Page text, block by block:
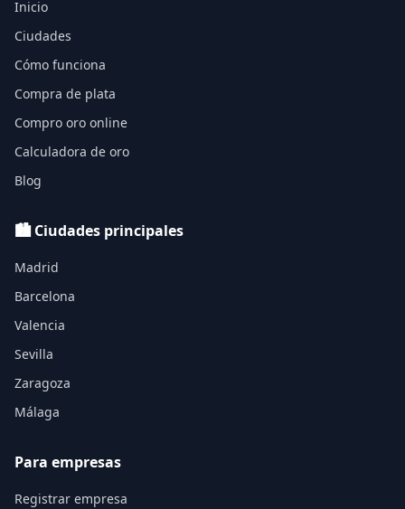
Inicio
Ciudades
Cómo funciona
Compra de plata
Compro oro online
Calculadora de oro
Blog
🏙️ Ciudades principales
Madrid
Barcelona
Valencia
Sevilla
Zaragoza
Málaga
Para empresas
Registrar empresa